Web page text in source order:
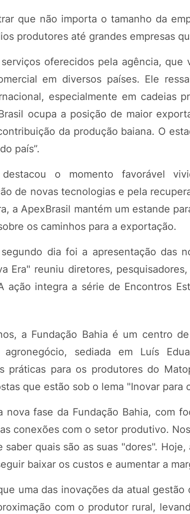
que não importa o tamanho da
produtores até grandes empresas
oferecidos pela agência, que
em diversos países. Ele
especialmente em cadeias
ocupa a posição de maior
da produção baiana. O
país”.
o momento favorável
de novas tecnologias e pela
a ApexBrasil mantém um estande
os caminhos para a exportação.
dia foi a apresentação das
Era" reuniu diretores,
ação integra a série de Encontros
a Fundação Bahia é um centro
sediada em Luís
práticas para os produtores do
que estão sob o lema "Inovar para
nova fase da Fundação Bahia, com
conexões com o setor produtivo.
saber quais são as suas "dores".
baixar os custos e aumentar a
uma das inovações da atual
com o produtor rural,